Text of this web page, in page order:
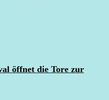
öffnet die Tore zur